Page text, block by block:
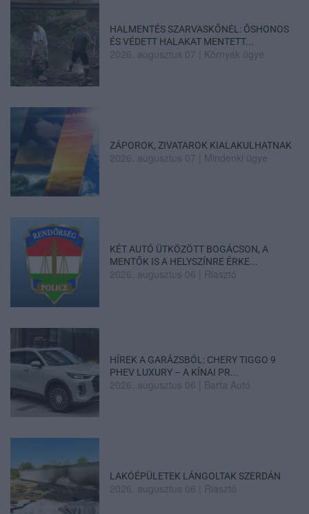
HALMENTÉS SZARVASKŐNÉL: ŐSHONOS
ÉS VÉDETT HALAKAT MENTETT...
2026. augusztus 07 Környék ügye
ZÁPOROK, ZIVATAROK KIALAKULHATNAK
2026. augusztus 07 Mindenki ügye
KÉT AUTÓ ÜTKÖZÖTT BOGÁCSON, A
MENTŐK IS A HELYSZÍNRE ÉRKE...
2026. augusztus 06 Riasztó
HÍREK A GARÁZSBÓL: CHERY TIGGO 9
PHEV LUXURY – A KÍNAI PR...
2026. augusztus 06 Barta Autó
LAKÓÉPÜLETEK LÁNGOLTAK SZERDÁN
2026. augusztus 06 Riasztó